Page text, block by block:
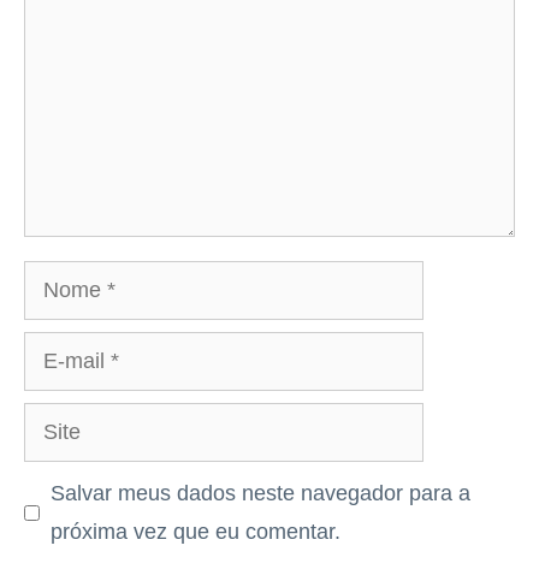
Nome
mail
Site
Salvar meus dados neste navegador para a
próxima vez que eu comentar.